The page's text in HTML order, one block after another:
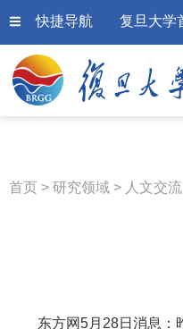
快捷导航 复旦大学
首页 > 研究领域 > 人文交流
东方网5月28日消息：昨